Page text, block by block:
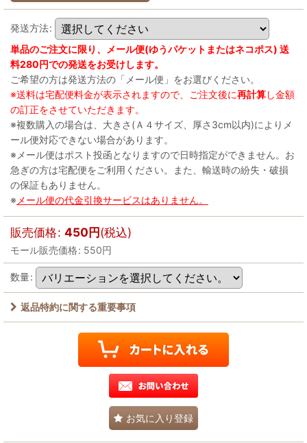
発送方法:
単品のご注文に限り、メール便(ゆうパケットまたはネコポス) 送
料280円での発送をお受けします。
ご希望の方は発送方法の「メール便」をお選びください。
※送料は宅配便料金が表示されますので、ご注文後に再計算し金額
の訂正をさせていただきます。
※複数購入の場合は、大きさ(Ａ４サイズ、厚さ3cm以内)によりメ
ール便対応できない場合があります。
※メール便はポスト投函となりますので日時指定ができません。お
急ぎの方は宅配便をご利用ください。また、輸送時の紛失・破損
の保証もありません。
※ メール便の代金引換サービスはありません。
販売価格: 450円(税込)
モール販売価格: 550円
数量:
返品特約に関する重要事項
お気に入り登録